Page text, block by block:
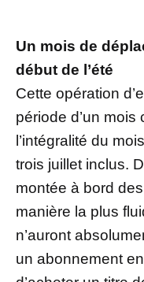
Un mois de
début de l’été
Cette opération
période d’un
l’intégralité du
trois juillet inclus.
montée à bord
manière la plus
n’auront
un abonnement